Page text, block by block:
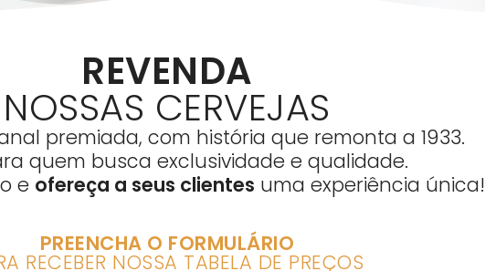
REVENDA
NOSSAS CERVEJAS
premiada, com história que remonta a 1933.
quem busca exclusividade e qualidade.
e ofereça a seus clientes uma experiência única!
PREENCHA O FORMULÁRIO
RECEBER NOSSA TABELA DE PREÇOS